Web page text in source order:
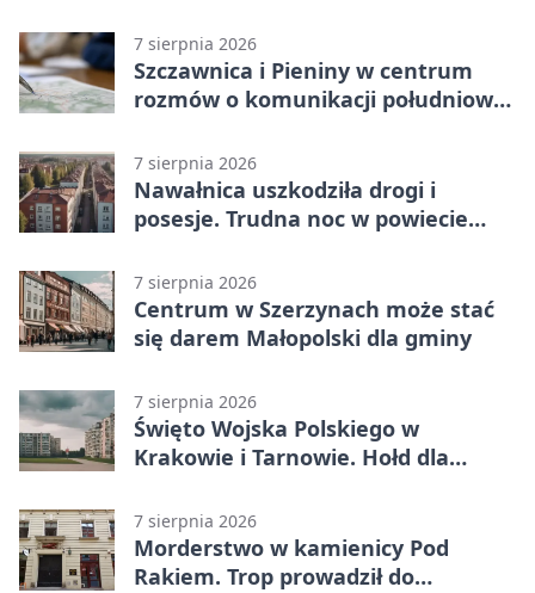
7 sierpnia 2026
Szczawnica i Pieniny w centrum
rozmów o komunikacji południowej
7 sierpnia 2026
Nawałnica uszkodziła drogi i
posesje. Trudna noc w powiecie
7 sierpnia 2026
Centrum w Szerzynach może stać
się darem Małopolski dla gminy
7 sierpnia 2026
Święto Wojska Polskiego w
Krakowie i Tarnowie. Hołd dla
7 sierpnia 2026
Morderstwo w kamienicy Pod
Rakiem. Trop prowadził do